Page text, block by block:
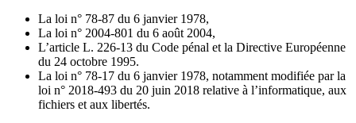
La loi n° 78-87 du 6 janvier 1978,
La loi n° 2004-801 du 6 août 2004,
L’article L. 226-13 du Code pénal et la Directive Européenne
du 24 octobre 1995.
La loi n° 78-17 du 6 janvier 1978, notamment modifiée par la
loi n° 2018-493 du 20 juin 2018 relative à l’informatique, aux
fichiers et aux libertés.